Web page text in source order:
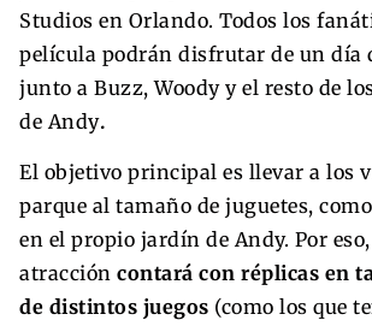
Studios en Orlando. Todos los
película podrán disfrutar de un día
junto a Buzz, Woody y el resto de
de Andy.
El objetivo principal es llevar a los
parque al tamaño de juguetes,
en el propio jardín de Andy. Por
atracción contará con réplicas en
de distintos juegos (como los que